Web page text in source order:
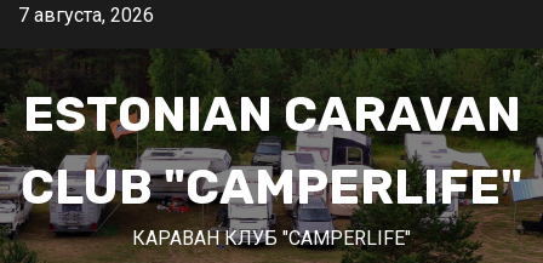
Перейти
содержимому
7 августа, 2026
ESTONIAN CARAVAN
CLUB "CAMPERLIFE"
КАРАВАН КЛУБ "CAMPERLIFE"